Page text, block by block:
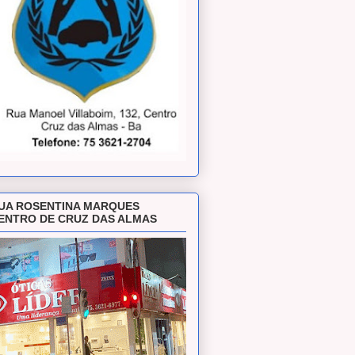
ROSENTINA MARQUES
DE CRUZ DAS ALMAS